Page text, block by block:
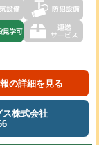
の詳細を見る
株式会社